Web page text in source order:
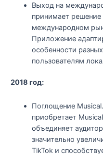
Выход на
принимает решение
международном
Приложение
особенности
пользователям
2018 год:
Поглощение
приобретает
объединяет
значительно
TikTok и